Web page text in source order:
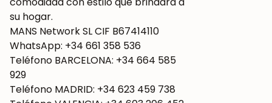
su hogar.
MANS Network SL CIF B67414110
WhatsApp: +34 661 358 536
Teléfono BARCELONA: +34 664 585
929
Teléfono MADRID: +34 623 459 738